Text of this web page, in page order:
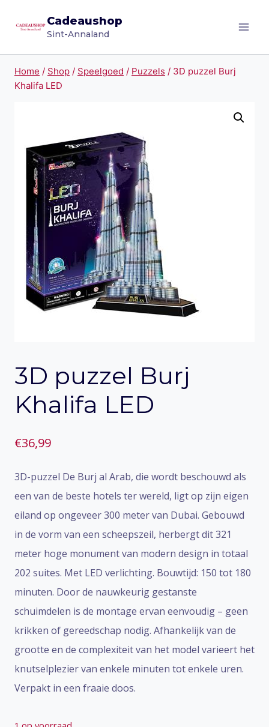
naar
Cadeaushop
Sint-Annaland
Home / Shop / Speelgoed / Puzzels / 3D puzzel Burj
Khalifa LED
3D puzzel Burj
Khalifa LED
€36,99
3D-puzzel De Burj al Arab, die wordt beschouwd als
een van de beste hotels ter wereld, ligt op zijn eigen
eiland op ongeveer 300 meter van Dubai. Gebouwd
in de vorm van een scheepszeil, herbergt dit 321
meter hoge monument van modern design in totaal
202 suites. Met LED verlichting. Bouwtijd: 150 tot 180
minuten. Door de nauwkeurig gestanste
schuimdelen is de montage ervan eenvoudig – geen
krikken of gereedschap nodig. Afhankelijk van de
grootte en de complexiteit van het model varieert het
knutselplezier van enkele minuten tot enkele uren.
Verpakt in een fraaie doos.